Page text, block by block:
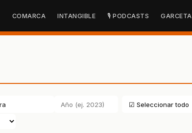
COMARCA INTANGIBLE 🎙 PODCASTS GARCETA
☑ Seleccionar todo